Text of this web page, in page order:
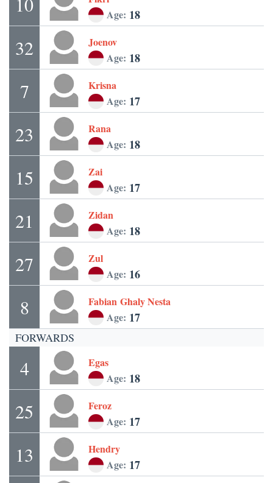
Age: 18
32
Joenov
Age: 18
7
Krisna
Age: 17
23
Rana
Age: 18
15
Zai
Age: 17
21
Zidan
Age: 18
27
Zul
Age: 16
8 Fabian Ghaly Nesta
Age: 17
FORWARDS
4
Egas
Age: 18
25
Feroz
Age: 17
13
Hendry
Age: 17